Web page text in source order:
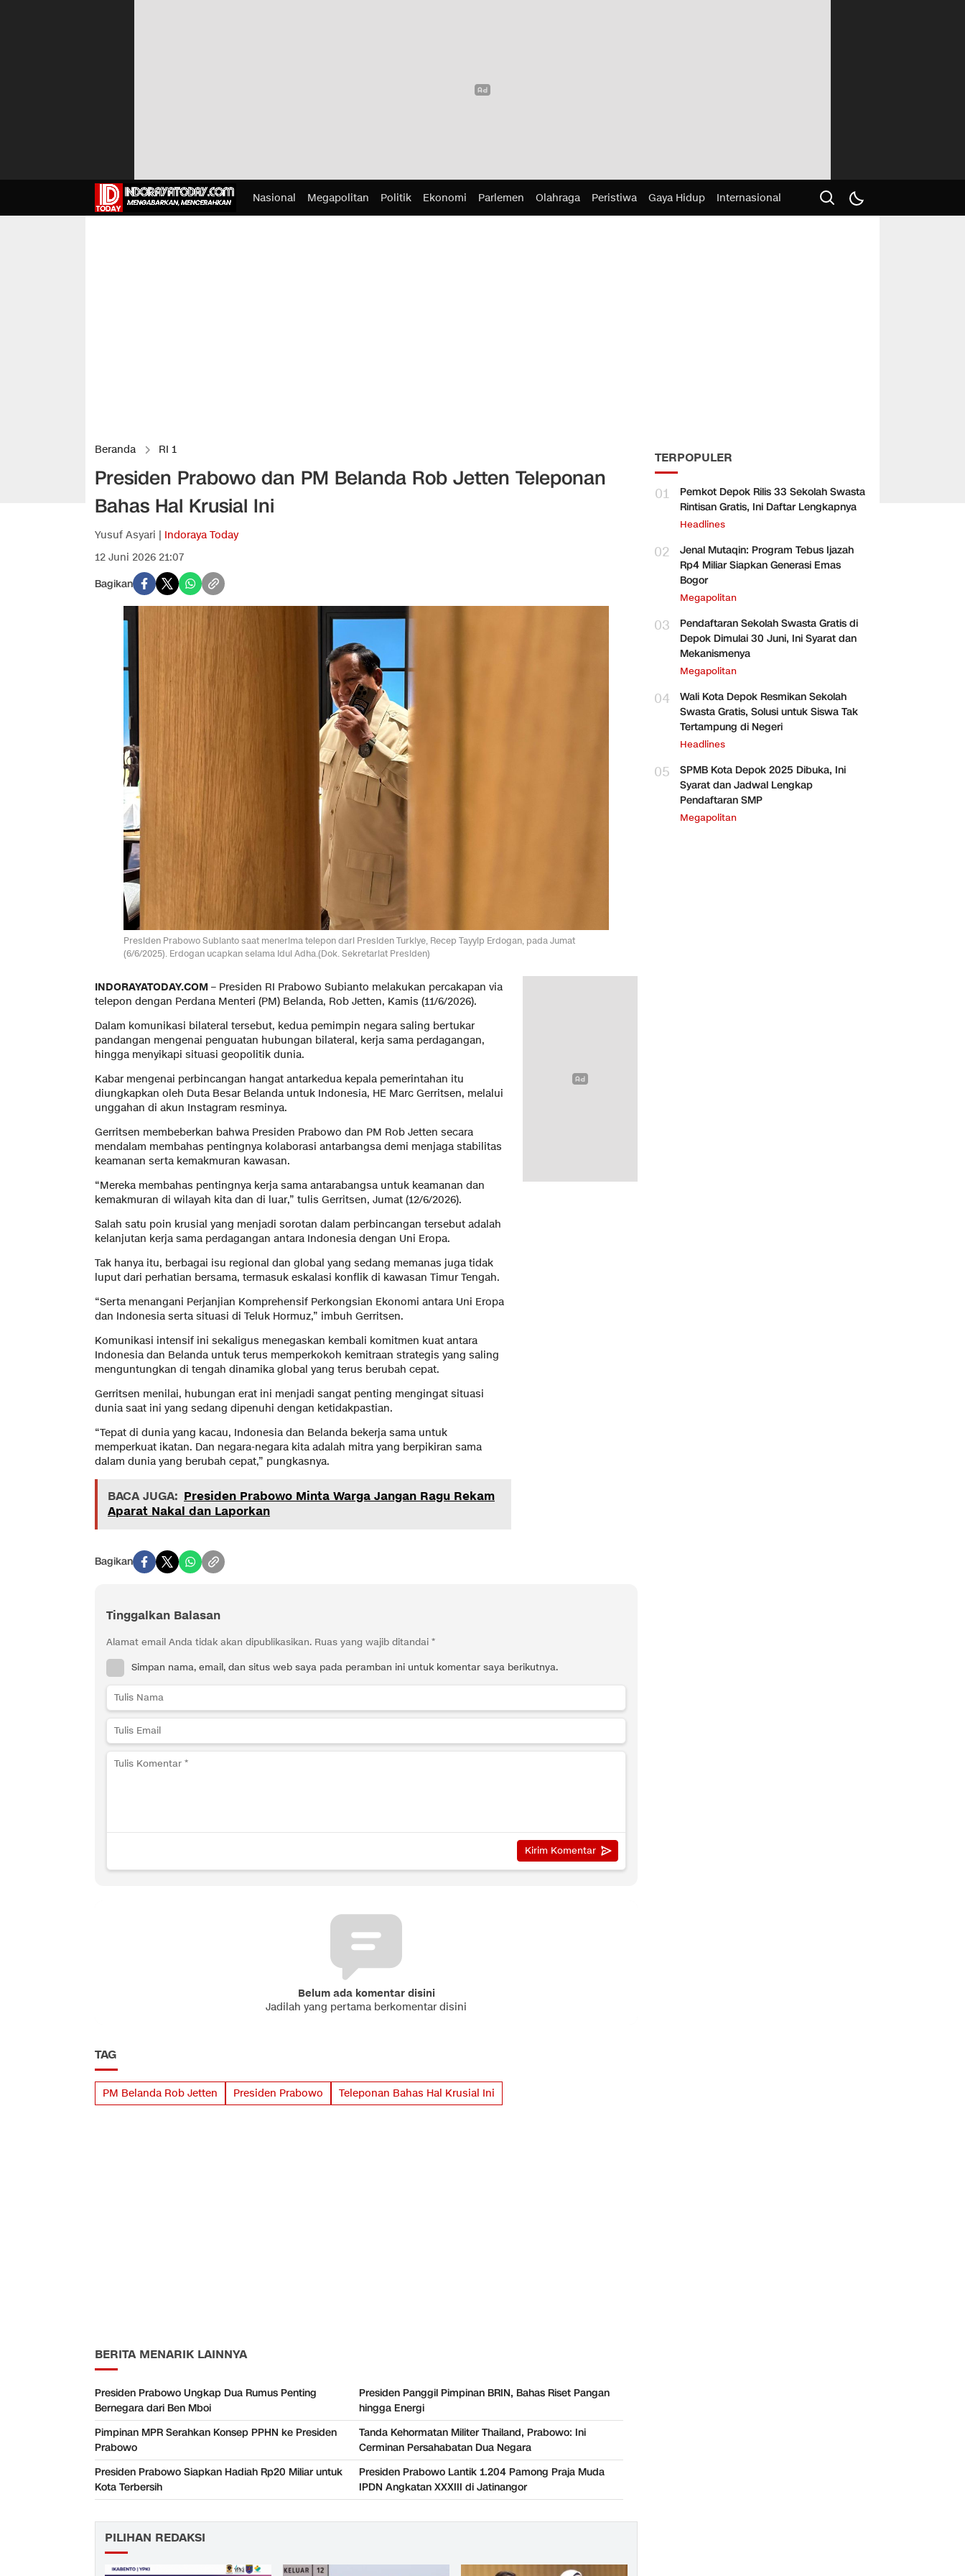
Nasional Megapolitan Politik Ekonomi Parlemen Olahraga Peristiwa Gaya Hidup Internasional
Beranda RI 1
Presiden Prabowo dan PM Belanda Rob Jetten Teleponan
Bahas Hal Krusial Ini
Yusuf Asyari | Indoraya Today
12 Juni 2026 21:07
Bagikan
Presiden Prabowo Subianto saat menerima telepon dari Presiden Turkiye, Recep Tayyip Erdogan, pada Jumat
(6/6/2025). Erdogan ucapkan selama Idul Adha.(Dok. Sekretariat Presiden)
INDORAYATODAY.COM – Presiden RI Prabowo Subianto melakukan percakapan via
telepon dengan Perdana Menteri (PM) Belanda, Rob Jetten, Kamis (11/6/2026).
Dalam komunikasi bilateral tersebut, kedua pemimpin negara saling bertukar
pandangan mengenai penguatan hubungan bilateral, kerja sama perdagangan,
hingga menyikapi situasi geopolitik dunia.
Kabar mengenai perbincangan hangat antarkedua kepala pemerintahan itu
diungkapkan oleh Duta Besar Belanda untuk Indonesia, HE Marc Gerritsen, melalui
unggahan di akun Instagram resminya.
Gerritsen membeberkan bahwa Presiden Prabowo dan PM Rob Jetten secara
mendalam membahas pentingnya kolaborasi antarbangsa demi menjaga stabilitas
keamanan serta kemakmuran kawasan.
“Mereka membahas pentingnya kerja sama antarabangsa untuk keamanan dan
kemakmuran di wilayah kita dan di luar,” tulis Gerritsen, Jumat (12/6/2026).
Salah satu poin krusial yang menjadi sorotan dalam perbincangan tersebut adalah
kelanjutan kerja sama perdagangan antara Indonesia dengan Uni Eropa.
Tak hanya itu, berbagai isu regional dan global yang sedang memanas juga tidak
luput dari perhatian bersama, termasuk eskalasi konflik di kawasan Timur Tengah.
“Serta menangani Perjanjian Komprehensif Perkongsian Ekonomi antara Uni Eropa
dan Indonesia serta situasi di Teluk Hormuz,” imbuh Gerritsen.
Komunikasi intensif ini sekaligus menegaskan kembali komitmen kuat antara
Indonesia dan Belanda untuk terus memperkokoh kemitraan strategis yang saling
menguntungkan di tengah dinamika global yang terus berubah cepat.
Gerritsen menilai, hubungan erat ini menjadi sangat penting mengingat situasi
dunia saat ini yang sedang dipenuhi dengan ketidakpastian.
“Tepat di dunia yang kacau, Indonesia dan Belanda bekerja sama untuk
memperkuat ikatan. Dan negara-negara kita adalah mitra yang berpikiran sama
dalam dunia yang berubah cepat,” pungkasnya.
BACA JUGA: Presiden Prabowo Minta Warga Jangan Ragu Rekam
Aparat Nakal dan Laporkan
Bagikan
Tinggalkan Balasan
Alamat email Anda tidak akan dipublikasikan. Ruas yang wajib ditandai *
Simpan nama, email, dan situs web saya pada peramban ini untuk komentar saya berikutnya.
Belum ada komentar disini
Jadilah yang pertama berkomentar disini
TAG
PM Belanda Rob Jetten Presiden Prabowo Teleponan Bahas Hal Krusial Ini
BERITA MENARIK LAINNYA
Presiden Prabowo Ungkap Dua Rumus Penting
Bernegara dari Ben Mboi
Presiden Panggil Pimpinan BRIN, Bahas Riset Pangan
hingga Energi
Pimpinan MPR Serahkan Konsep PPHN ke Presiden
Prabowo
Tanda Kehormatan Militer Thailand, Prabowo: Ini
Cerminan Persahabatan Dua Negara
Presiden Prabowo Siapkan Hadiah Rp20 Miliar untuk
Kota Terbersih
Presiden Prabowo Lantik 1.204 Pamong Praja Muda
IPDN Angkatan XXXIII di Jatinangor
PILIHAN REDAKSI
TERPOPULER
01
Pemkot Depok Rilis 33 Sekolah Swasta
Rintisan Gratis, Ini Daftar Lengkapnya
Headlines
02
Jenal Mutaqin: Program Tebus Ijazah
Rp4 Miliar Siapkan Generasi Emas
Bogor
Megapolitan
03
Pendaftaran Sekolah Swasta Gratis di
Depok Dimulai 30 Juni, Ini Syarat dan
Mekanismenya
Megapolitan
04
Wali Kota Depok Resmikan Sekolah
Swasta Gratis, Solusi untuk Siswa Tak
Tertampung di Negeri
Headlines
05
SPMB Kota Depok 2025 Dibuka, Ini
Syarat dan Jadwal Lengkap
Pendaftaran SMP
Megapolitan